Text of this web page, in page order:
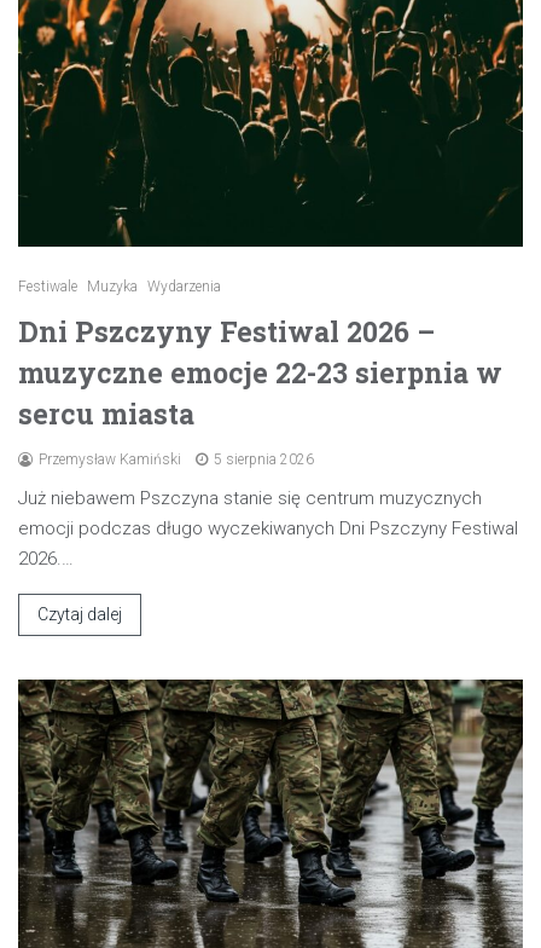
Festiwale Muzyka Wydarzenia
Dni Pszczyny Festiwal 2026 –
muzyczne emocje 22-23 sierpnia w
sercu miasta
Przemysław Kamiński 5 sierpnia 2026
Już niebawem Pszczyna stanie się centrum muzycznych
emocji podczas długo wyczekiwanych Dni Pszczyny Festiwal
2026.…
Czytaj dalej